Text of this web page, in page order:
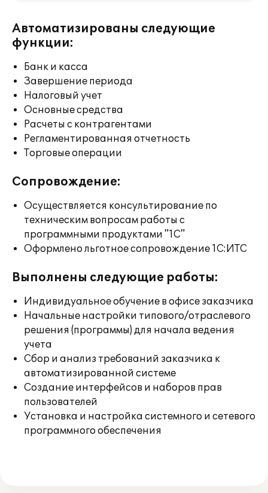
Автоматизированы следующие
функции:
Банк и касса
Завершение периода
Налоговый учет
Основные средства
Расчеты с контрагентами
Регламентированная отчетность
Торговые операции
Сопровождение:
Осуществляется консультирование по
техническим вопросам работы с
программными продуктами "1С"
Оформлено льготное сопровождение 1С:ИТС
Выполнены следующие работы:
Индивидуальное обучение в офисе заказчика
Начальные настройки типового/отраслевого
решения (программы) для начала ведения
учета
Сбор и анализ требований заказчика к
автоматизированной системе
Создание интерфейсов и наборов прав
пользователей
Установка и настройка системного и сетевого
программного обеспечения